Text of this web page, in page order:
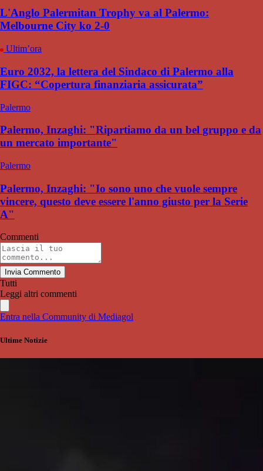
L'Anglo Palermitan Trophy va al Palermo:
Melbourne City ko 2-0
Ultim’ora
Euro 2032, la lettera del Sindaco di Palermo alla
FIGC: “Copertura finanziaria assicurata”
Palermo
Palermo, Inzaghi: "Ripartiamo da un bel gruppo e da
un mercato importante"
Palermo
Palermo, Inzaghi: "Io sono uno che vuole sempre
vincere, questo deve essere l'anno giusto per la Serie
A"
Commenti
Invia Commento
Tutti
Leggi altri commenti
Entra nella Community di Mediagol
Ultime Notizie